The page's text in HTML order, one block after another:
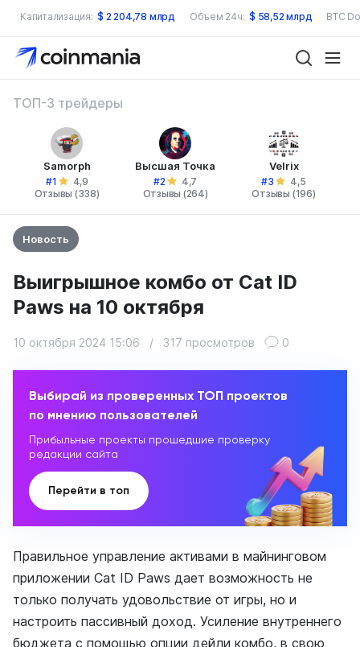
Капитализация: $ 2 204,78 млрд Объем 24ч: $ 58,52 млрд BTC
ТОП-3 трейдеры
Samorph
#1
4,9
Отзывы (338)
Высшая Точка
#2
4,7
Отзывы (264)
Velrix
#3
4,5
Отзывы (196)
Новость
Выигрышное комбо от Cat ID
Paws на 10 октября
10 октября 2024 15:06 / 317 просмотров 0
Выбирай из проверенных ТОП проектов
по мнению пользователей
Прибыльные проекты прошедшие проверку
редакции сайта
Перейти в топ
Правильное управление активами в майнинговом
приложении Cat ID Paws дает возможность не
только получать удовольствие от игры, но и
настроить пассивный доход. Усиление внутреннего
бюджета с помощью опции дейли комбо, в свою